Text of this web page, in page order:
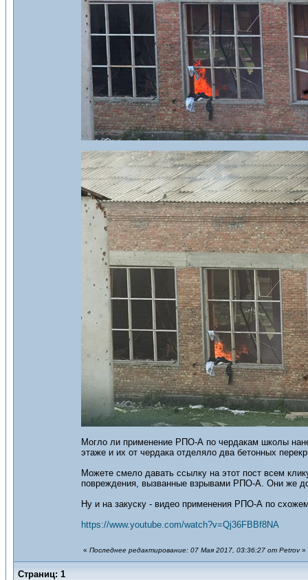
Могло ли применение РПО-А по чердакам школы
этаже и их от чердака отделяло два бетонных
Можете смело давать ссылку на этот пост всем
повреждения, вызванные взрывами РПО-А. Они же
Ну и на закуску - видео применения РПО-А по
https://www.youtube.com/watch?v=Qj36FBBf8NA
« Последнее редактирование: 07 Мая 2017, 03:36:27 от Petrov»
Страниц: 1